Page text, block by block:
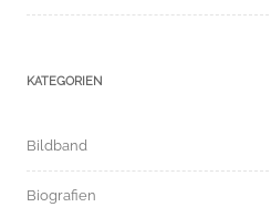
KATEGORIEN
Bildband
Biografien